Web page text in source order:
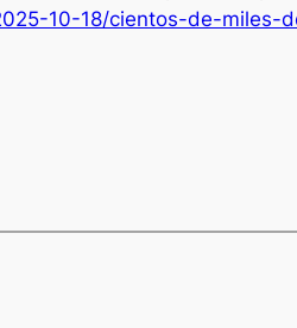
10-18/cientos-de-